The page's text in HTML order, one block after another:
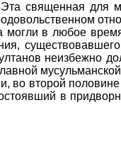
священная для
могли в любое
неизбежно
во второй
в